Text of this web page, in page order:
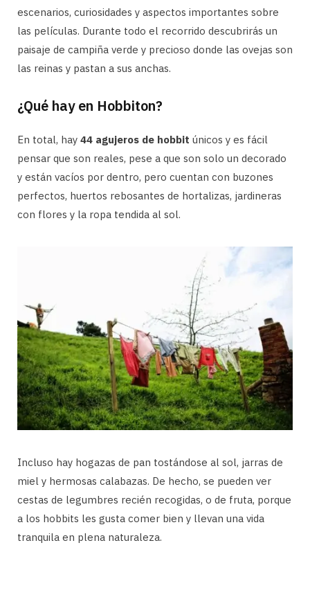
escenarios, curiosidades y aspectos importantes sobre
las películas. Durante todo el recorrido descubrirás un
paisaje de campiña verde y precioso donde las ovejas son
las reinas y pastan a sus anchas.
¿Qué hay en Hobbiton?
En total, hay 44 agujeros de hobbit únicos y es fácil
pensar que son reales, pese a que son solo un decorado
y están vacíos por dentro, pero cuentan con buzones
perfectos, huertos rebosantes de hortalizas, jardineras
con flores y la ropa tendida al sol.
Incluso hay hogazas de pan tostándose al sol, jarras de
miel y hermosas calabazas. De hecho, se pueden ver
cestas de legumbres recién recogidas, o de fruta, porque
a los hobbits les gusta comer bien y llevan una vida
tranquila en plena naturaleza.